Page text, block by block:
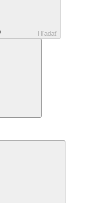
Hľadať